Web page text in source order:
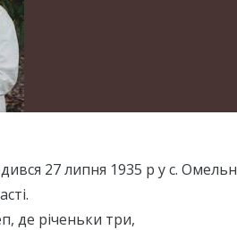
27 липня 1935 р у с.
де річеньки три,